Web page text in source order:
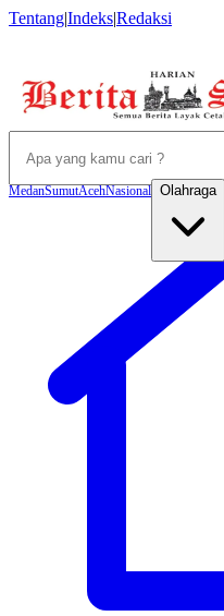
Tentang|Indeks|Redaksi
MedanSumutAcehNasional Olahraga